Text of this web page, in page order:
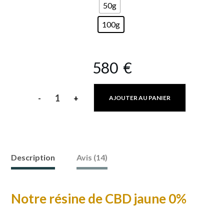
50g
100g
580 €
-
quantité
la
puissance
de
+ AJOUTER AU PANIER
Description Avis (14)
Notre résine de CBD jaune 0%